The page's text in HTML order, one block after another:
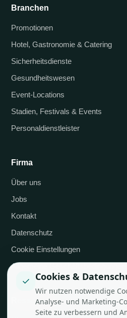
Branchen
Promotionen
Hotel, Gastronomie & Catering
Sicherheitsdienste
Gesundheitswesen
Event-Locations
Stadien, Festivals & Events
Personaldienstleister
Firma
Über uns
Jobs
Kontakt
Datenschutz
Cookie Einstellungen
Allgemeine Geschäftsbedingungen
Ressourcen
✓ Cookies &
Wir nutzen notwendige
Analyse- und Marketing-
Seite zu verbessern und